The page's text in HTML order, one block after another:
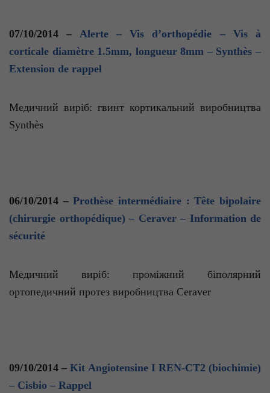
07/10/2014 – Alerte– Vis d’orthopédie – Vis à
corticale diamètre 1.5mm, longueur 8mm – Synthès –
Extension de rappel
Медичний виріб: гвинт кортикальний виробництва
Synthès
06/10/2014 –Prothèse intermédiaire : Tête bipolaire
(chirurgie orthopédique) – Ceraver – Information de
sécurité
Медичний виріб: проміжний біполярний
ортопедичний протез виробництва Ceraver
09/10/2014 –Kit Angiotensine I REN-CT2 (biochimie)
– Cisbio – Rappel